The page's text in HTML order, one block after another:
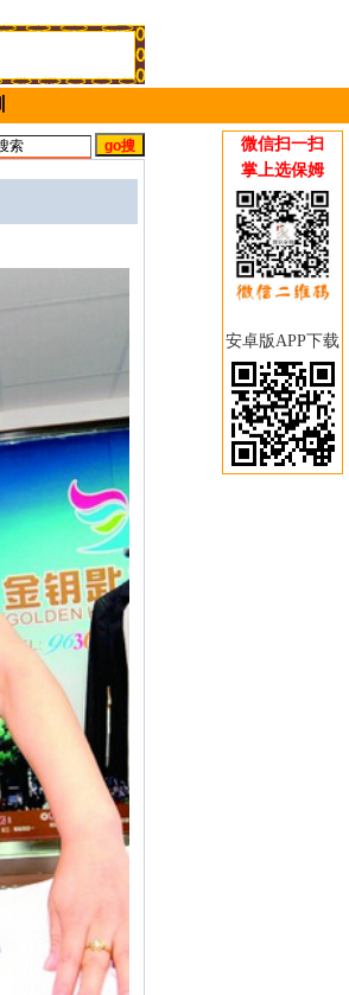
微信扫一扫
掌上选保姆
安卓版APP下载